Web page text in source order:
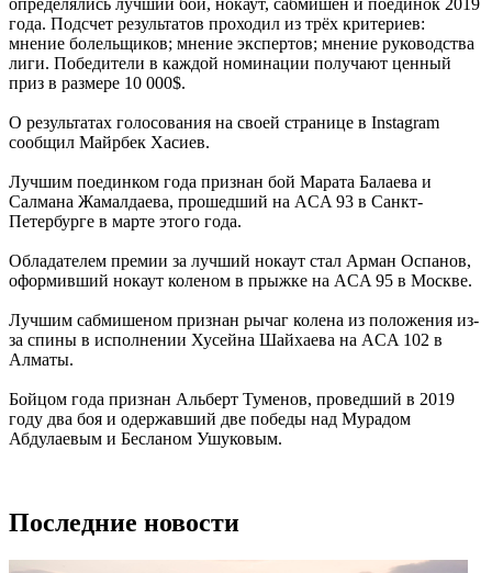
определялись лучший бой, нокаут, сабмишен и поединок 2019
года. Подсчет результатов проходил из трёх критериев:
мнение болельщиков; мнение экспертов; мнение руководства
лиги. Победители в каждой номинации получают ценный
приз в размере 10 000$.
О результатах голосования на своей странице в Instagram
сообщил Майрбек Хасиев.
Лучшим поединком года признан бой Марата Балаева и
Салмана Жамалдаева, прошедший на ACA 93 в Санкт-
Петербурге в марте этого года.
Обладателем премии за лучший нокаут стал Арман Оспанов,
оформивший нокаут коленом в прыжке на ACA 95 в Москве.
Лучшим сабмишеном признан рычаг колена из положения из-
за спины в исполнении Хусейна Шайхаева на ACA 102 в
Алматы.
Бойцом года признан Альберт Туменов, проведший в 2019
году два боя и одержавший две победы над Мурадом
Абдулаевым и Бесланом Ушуковым.
Последние новости